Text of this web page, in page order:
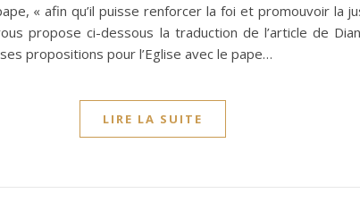
« afin qu’il puisse renforcer la foi et promouvoir la
propose ci-dessous la traduction de l’article de
propositions pour l’Eglise avec le pape…
LIRE LA SUITE